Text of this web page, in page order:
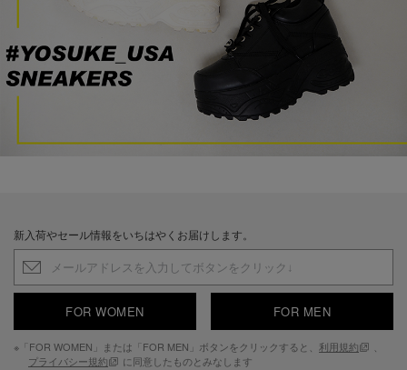
新入荷やセール情報をいちはやくお届けします。
FOR WOMEN FOR MEN
※「FOR WOMEN」または「FOR MEN」ボタンをクリックすると、 利用規約
プライバシー規約
に同意したものとみなします